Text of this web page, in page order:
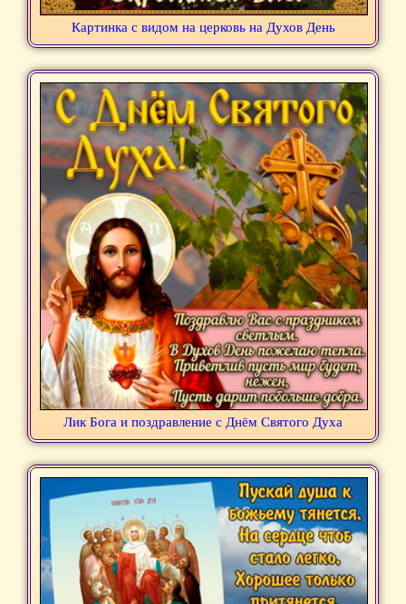
Картинка с видом на церковь на Духов День
Лик Бога и поздравление с Днём Святого Духа